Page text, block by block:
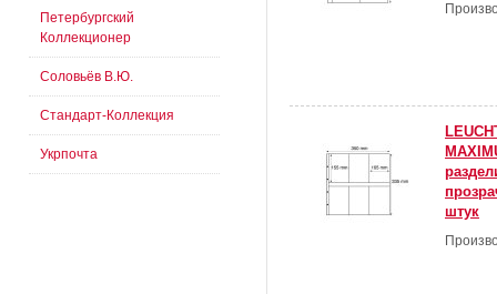
штук
Петербургский
Коллекционер
Соловьёв В.Ю.
Стандарт-Коллекция
Укрпочта